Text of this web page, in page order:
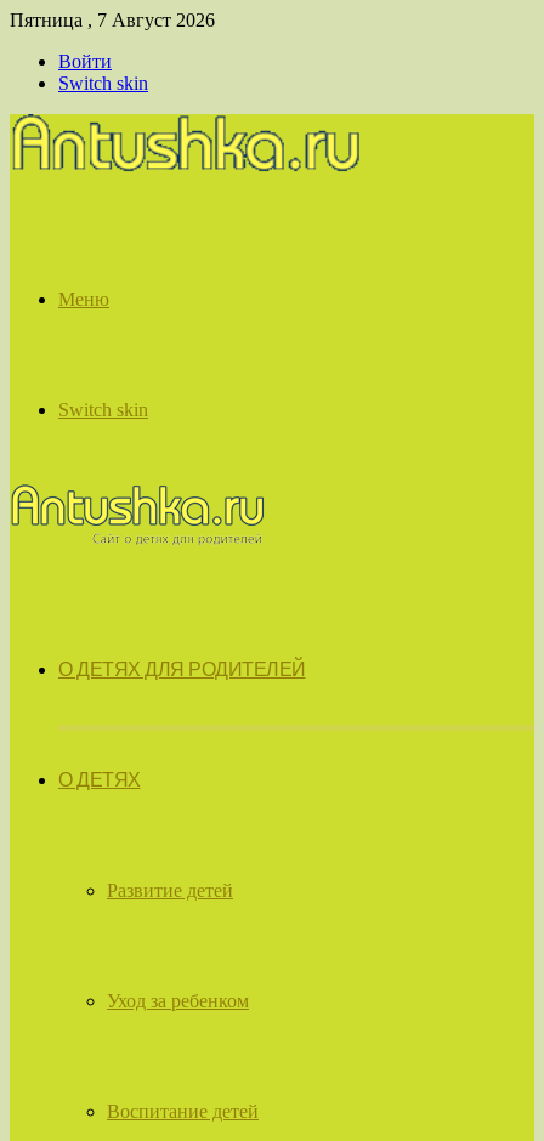
Пятница , 7 Август 2026
Войти
Switch skin
Меню
Switch skin
О ДЕТЯХ ДЛЯ РОДИТЕЛЕЙ
О ДЕТЯХ
Развитие детей
Уход за ребенком
Воспитание детей